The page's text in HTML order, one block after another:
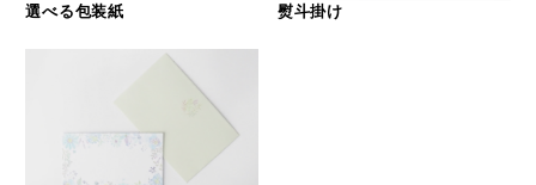
選べる包装紙 熨斗掛け